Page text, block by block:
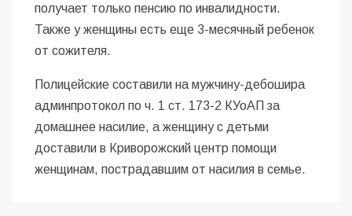
получает только пенсию по инвалидности.
Также у женщины есть еще 3-месячный ребенок
от сожителя.
Полицейские составили на мужчину-дебошира
админпротокол по ч. 1 ст. 173-2 КУоАП за
домашнее насилие, а женщину с детьми
доставили в Криворожский центр помощи
женщинам, пострадавшим от насилия в семье.